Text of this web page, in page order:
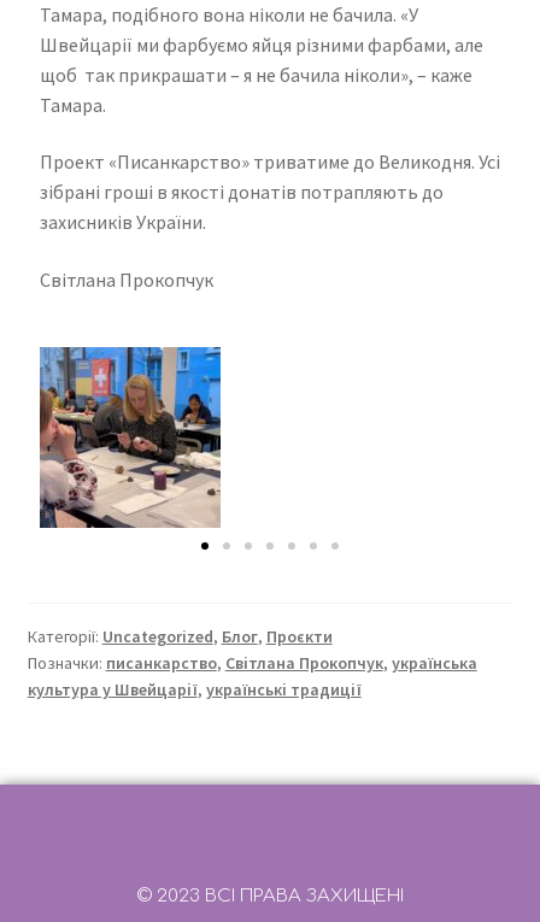
Тамара, подібного вона ніколи не бачила. «У
Швейцарії ми фарбуємо яйця різними фарбами, але
щоб так прикрашати – я не бачила ніколи», – каже
Тамара.
Проект «Писанкарство» триватиме до Великодня. Усі
зібрані гроші в якості донатів потрапляють до
захисників України.
Світлана Прокопчук
Категорії: Uncategorized, Блог, Проєкти
Позначки: писанкарство, Світлана Прокопчук, українська
культура у Швейцарії, українські традиції
© 2023 ВСІ ПРАВА ЗАХИЩЕНІ